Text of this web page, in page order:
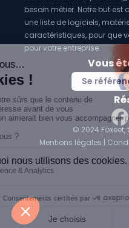
besoin métier. Notre but
une liste de logiciels,
caractéristiques, pour que
pour votre entreprise.
Vous
Se
© 2024
Mentions légales |